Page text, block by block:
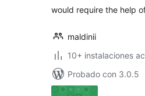
would require the help
maldinii
10+ instalaciones
Probado con 3.0.5